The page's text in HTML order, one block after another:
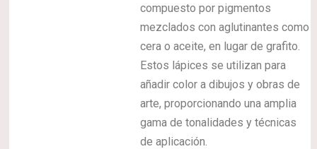
compuesto por pigmentos
mezclados con aglutinantes como
cera o aceite, en lugar de grafito.
Estos lápices se utilizan para
añadir color a dibujos y obras de
arte, proporcionando una amplia
gama de tonalidades y técnicas
de aplicación.